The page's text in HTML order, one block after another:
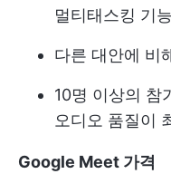
멀티태스킹 기
다른 대안에 비
10명 이상의 참
오디오 품질이
Google Meet 가격